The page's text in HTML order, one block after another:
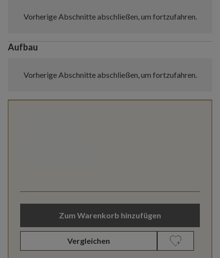
Vorherige Abschnitte abschließen, um fortzufahren.
Aufbau
Vorherige Abschnitte abschließen, um fortzufahren.
Zum Warenkorb hinzufügen
Vergleichen